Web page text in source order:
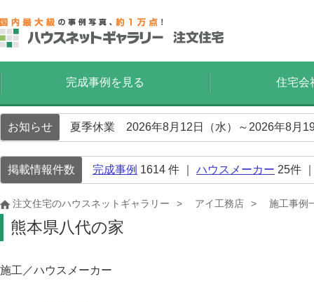
完成事例を見る 住宅会
お知らせ 夏季休業 2026年8月12日（水）～2026年8月
掲載情報件数 完成事例 1614 件 ｜ ハウスメーカー 25件
注文住宅のハウスネットギャラリー アイ工務店 施工事例
熊本県八代の家
施工／ハウスメーカー